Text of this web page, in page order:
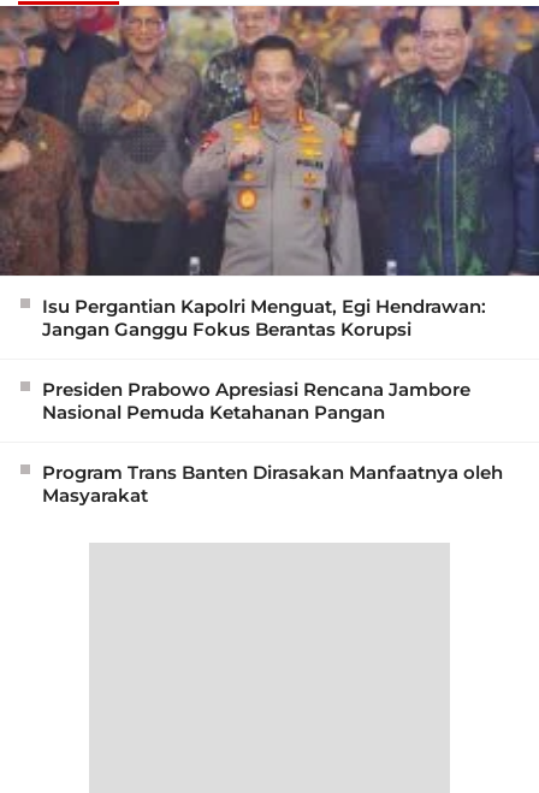
Isu Pergantian Kapolri Menguat, Egi Hendrawan:
Jangan Ganggu Fokus Berantas Korupsi
Presiden Prabowo Apresiasi Rencana Jambore
Nasional Pemuda Ketahanan Pangan
Program Trans Banten Dirasakan Manfaatnya oleh
Masyarakat